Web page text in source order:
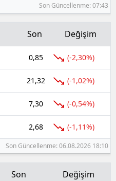
Ardahan
Yalova
Karabük
Kilis
Düzce
Son Güncellenme: 07:43
Son Değişim
0,85 (-2,30%)
21,32 (-1,02%)
7,30 (-0,54%)
2,68 (-1,11%)
Son Güncellenme: 06.08.2026 18:10
Son Değişim